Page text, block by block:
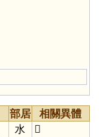
部居
相關異體
水 𣹌